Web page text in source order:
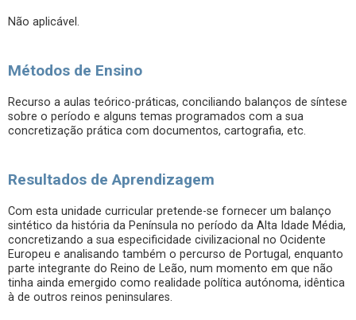
Não aplicável.
Métodos de Ensino
Recurso a aulas teórico-práticas, conciliando balanços de síntese
sobre o período e alguns temas programados com a sua
concretização prática com documentos, cartografia, etc.
Resultados de Aprendizagem
Com esta unidade curricular pretende-se fornecer um balanço
sintético da história da Península no período da Alta Idade Média,
concretizando a sua especificidade civilizacional no Ocidente
Europeu e analisando também o percurso de Portugal, enquanto
parte integrante do Reino de Leão, num momento em que não
tinha ainda emergido como realidade política autónoma, idêntica
à de outros reinos peninsulares.